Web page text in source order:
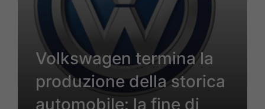
Volkswagen termina la
produzione della storica
automobile: la fine di